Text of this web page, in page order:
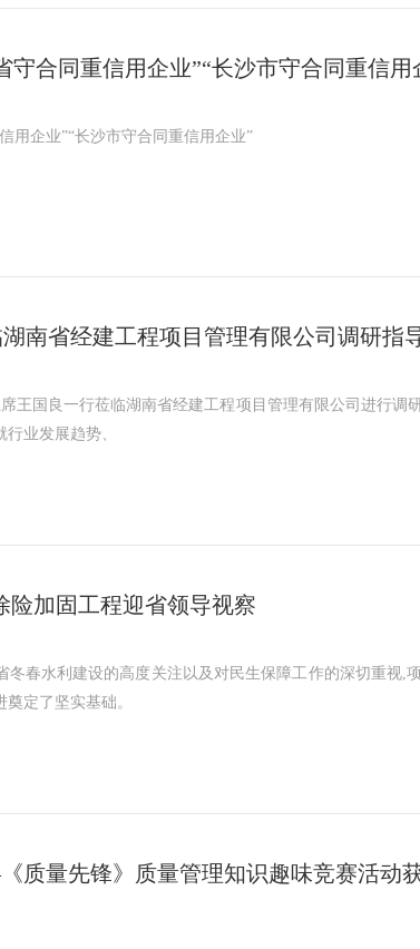
守合同重信用企业”“长沙市守合同重信用
用企业”“长沙市守合同重信用企业”
南省经建工程项目管理有限公司调研指
王国良一行莅临湖南省经建工程项目管理有限公司进行调
业发展趋势、
险加固工程迎省领导视察
冬春水利建设的高度关注以及对民生保障工作的深切重视,
定了坚实基础。
质量先锋》质量管理知识趣味竞赛活动